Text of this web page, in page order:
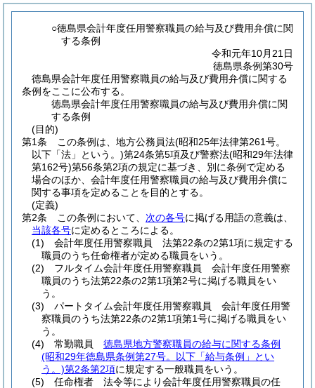
○徳島県会計年度任用警察職員の給与及び費用弁償に関
する条例
令和元年10月21日
徳島県条例第30号
徳島県会計年度任用警察職員の給与及び費用弁償に関する
条例をここに公布する。
徳島県会計年度任用警察職員の給与及び費用弁償に関
する条例
(目的)
第1条
この条例は、地方公務員法(昭和25年法律第261号。
以下「法」という。)第24条第5項及び警察法(昭和29年法律
第162号)第56条第2項の規定に基づき、別に条例で定める
場合のほか、会計年度任用警察職員の給与及び費用弁償に
関する事項を定めることを目的とする。
(定義)
第2条
この条例において、 次の各号に掲げる用語の意義は、
当該各号に定めるところによる。
(1)
会計年度任用警察職員 法第22条の2第1項に規定する
職員のうち任命権者が定める職員をいう。
(2)
フルタイム会計年度任用警察職員 会計年度任用警察
職員のうち法第22条の2第1項第2号に掲げる職員をい
う。
(3)
パートタイム会計年度任用警察職員 会計年度任用警
察職員のうち法第22条の2第1項第1号に掲げる職員をい
う。
(4)
常勤職員 徳島県地方警察職員の給与に関する条例
(昭和29年徳島県条例第27号。以下「給与条例」とい
う。)第2条第2項に規定する一般職員をいう。
(5)
任命権者 法令等により会計年度任用警察職員の任